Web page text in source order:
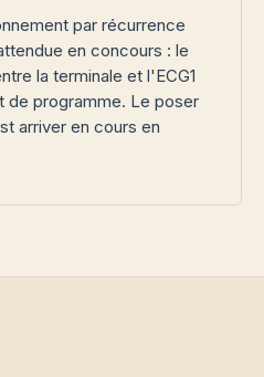
par récurrence
en concours : le
la terminale et l'ECG1
de programme. Le poser
arriver en cours en